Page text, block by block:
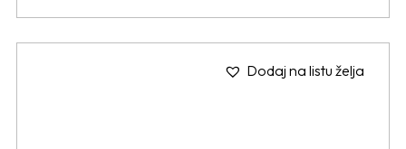
Dodaj na listu želja